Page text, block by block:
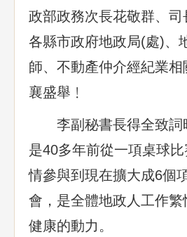
政部政務次長花敬群、司
各縣市政府地政局(處)、
師、不動產仲介經紀業
襄盛舉﹗
李副秘書長得全致詞
是40多年前從一項桌球
情參與到現在擴大成6個
會，是全體地政人工作
健康的動力。